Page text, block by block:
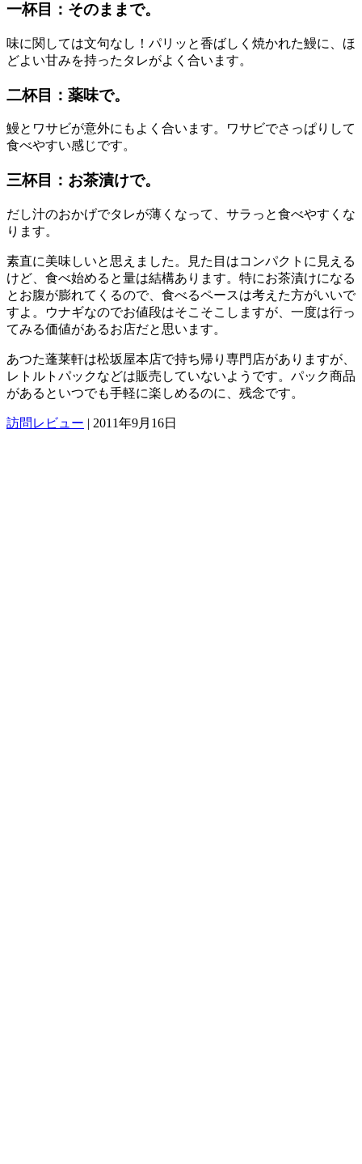
一杯目：そのままで。
味に関しては文句なし！パリッと香ばしく焼かれた鰻に、ほ
どよい甘みを持ったタレがよく合います。
二杯目：薬味で。
鰻とワサビが意外にもよく合います。ワサビでさっぱりして
食べやすい感じです。
三杯目：お茶漬けで。
だし汁のおかげでタレが薄くなって、サラっと食べやすくな
ります。
素直に美味しいと思えました。見た目はコンパクトに見える
けど、食べ始めると量は結構あります。特にお茶漬けになる
とお腹が膨れてくるので、食べるペースは考えた方がいいで
すよ。ウナギなのでお値段はそこそこしますが、一度は行っ
てみる価値があるお店だと思います。
あつた蓬莱軒は松坂屋本店で持ち帰り専門店がありますが、
レトルトパックなどは販売していないようです。パック商品
があるといつでも手軽に楽しめるのに、残念です。
訪問レビュー | 2011年9月16日